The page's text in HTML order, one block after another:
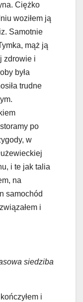
Ciężko
woziłem ją
Samotnie
mąż ją
zdrowie i
była
trudne
po
w
i te jak talia
na
samochód
i
siedziba
i